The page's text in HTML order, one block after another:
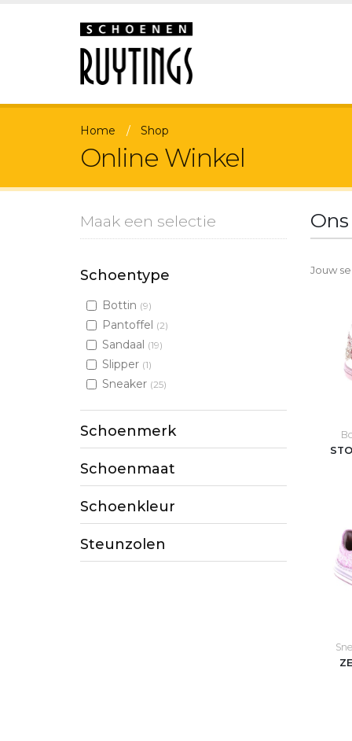
Home Shop
Online Winkel
Maak een selectie
Schoentype
Bottin (9)
Pantoffel (2)
Sandaal (19)
Slipper (1)
Sneaker (25)
Schoenmerk
Schoenmaat
Schoenkleur
Steunzolen
Jouw